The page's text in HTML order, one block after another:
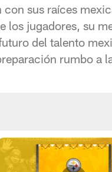
sus raíces
jugadores, su
del talento
rumbo a